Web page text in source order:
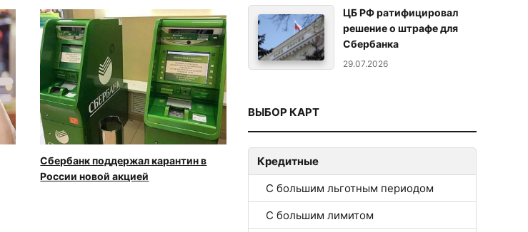
Сбербанк поддержал карантин в
России новой акцией
ЦБ РФ ратифицировал
решение о штрафе для
Сбербанка
29.07.2026
ВЫБОР КАРТ
Кредитные
С большим льготным периодом
С большим лимитом